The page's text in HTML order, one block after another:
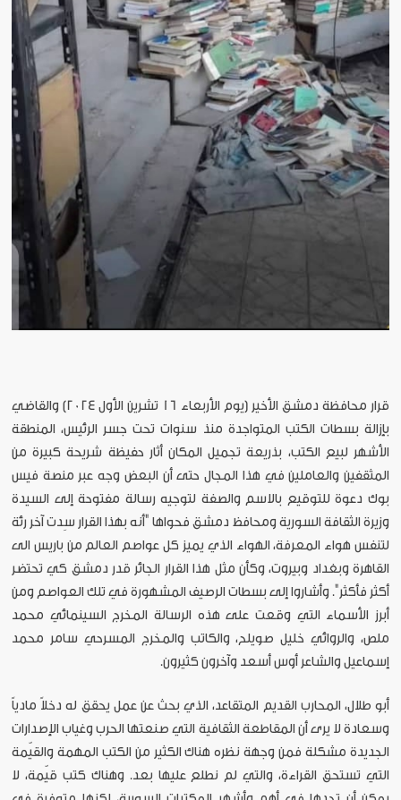
قرار محافظة دمشق الأخير (يوم الأربعاء 16 تشرين الأول 2024) والقاضي
بإزالة بسطات الكتب المتواجدة منذ سنوات تحت جسر الرئيس، المنطقة
الأشهر لبيع الكتب، بذريعة تجميل المكان أثار حفيظة شريحة كبيرة من
المثقفين والعاملين في هذا المجال حتى أن البعض وجه عبر منصة فيس
بوك دعوة للتوقيع بالاسم والصفة لتوجيه رسالة مفتوحة إلى السيدة
وزيرة الثقافة السورية ومحافظ دمشق فحواها "أنه بهذا القرار سِدت آخر رئة
لتنفس هواء المعرفة، الهواء الذي يميز كل عواصم العالم من باريس الى
القاهرة وبغداد وبيروت، وكأن مثل هذا القرار الجائر قدر دمشق كي تحتضر
أكثر فأكثر". وأشاروا إلى بسطات الرصيف المشهورة في تلك العواصم ومن
أبرز الأسماء التي وقعت على هذه الرسالة المخرج السينمائي محمد
ملص، والروائي خليل صويلح، والكاتب والمخرج المسرحي سامر محمد
إسماعيل والشاعر أوس أسعد وآخرون كثيرون.
أبو طلال، المحارب القديم المتقاعد، الذي بحث عن عمل يحقق له دخلاً مادياً
وسعادة لا يرى أن المقاطعة الثقافية التي صنعتها الحرب وغياب الإصدارات
الجديدة مشكلة فمن وجهة نظره هناك الكثير من الكتب المهمة والقيّمة
التي تستحق القراءة، والتي لم نطلع عليها بعد. وهناك كتب قيّمة، لا